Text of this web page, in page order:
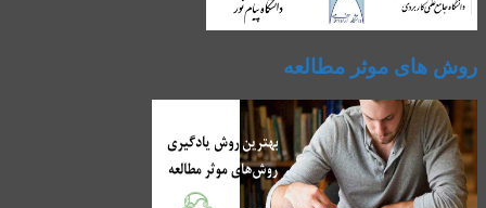
روش های موثر مطالعه